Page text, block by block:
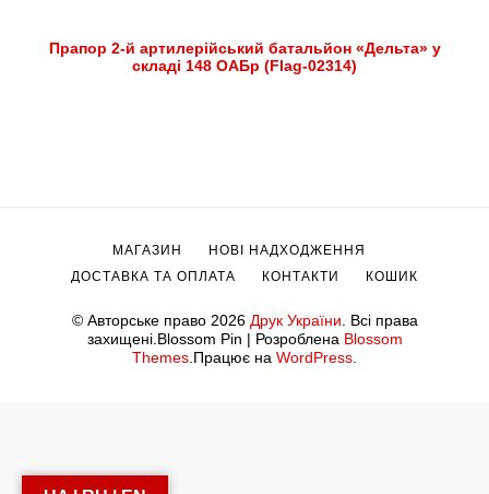
Прапор 2-й артилерійський батальйон «Дельта» у
складі 148 ОАБр (Flag-02314)
© Авторське право 2026 Друк України . Всі права
захищені. Blossom Pin | Розроблена Blossom
Themes .Працює на WordPress
МАГАЗИН
НОВІ НАДХОДЖЕННЯ
ДОСТАВКА ТА ОПЛАТА
КОНТАКТИ КОШИК